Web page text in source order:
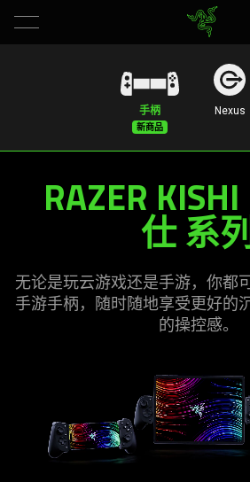
Gaming
Controllers
Android,
Tablets
手柄 Nexus
RAZER KISHI
仕系
无论是玩云游戏还是手游，你都
手游手柄，随时随地享受更好的
的操控感。